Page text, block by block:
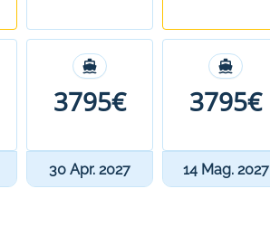
3795€ 3795€
30 Apr. 2027 14 Mag. 2027